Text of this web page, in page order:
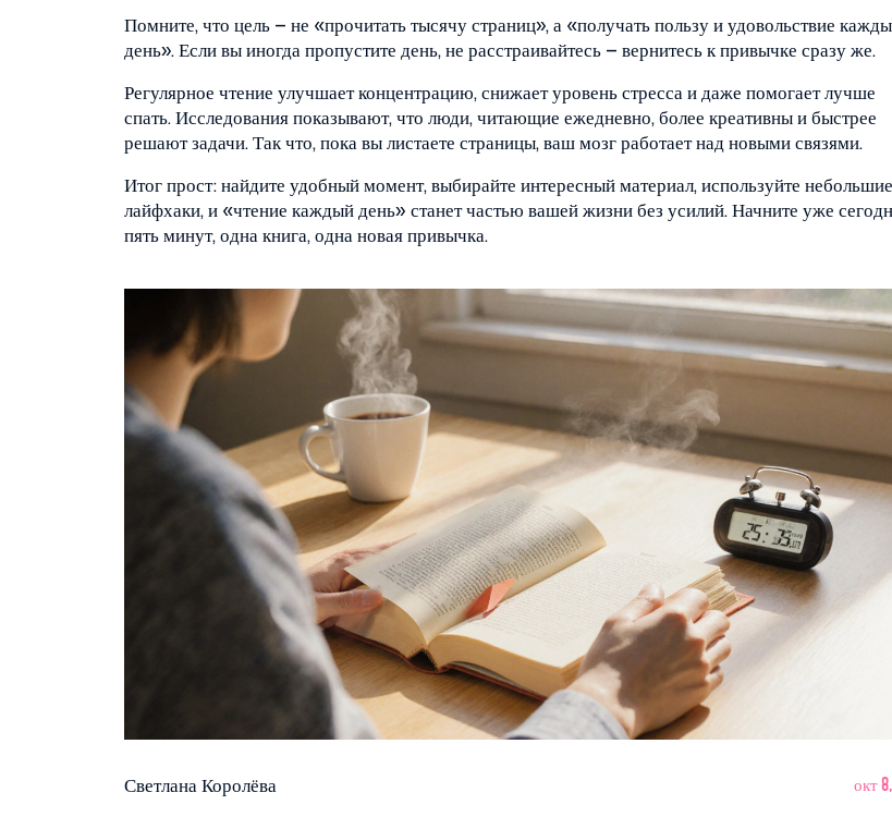
Помните, что цель – не «прочитать тысячу страниц», а «получать пользу и удовольствие
день». Если вы иногда пропустите день, не расстраивайтесь – вернитесь к привычке сразу же.
Регулярное чтение улучшает концентрацию, снижает уровень стресса и даже помогает лучше
спать. Исследования показывают, что люди, читающие ежедневно, более креативны и быстрее
решают задачи. Так что, пока вы листаете страницы, ваш мозг работает над новыми связями.
Итог прост: найдите удобный момент, выбирайте интересный материал, используйте небольшие
лайфхаки, и «чтение каждый день» станет частью вашей жизни без усилий. Начните уже
пять минут, одна книга, одна новая привычка.
Светлана Королёва окт